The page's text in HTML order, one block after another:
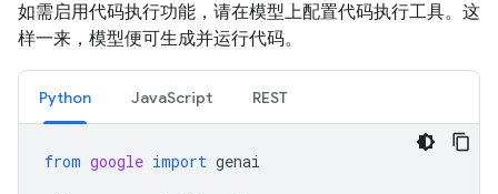
如需启用代码执行功能，请在模型上配置代码执行工具。这
样一来，模型便可生成并运行代码。
Python JavaScript REST
from google import genai